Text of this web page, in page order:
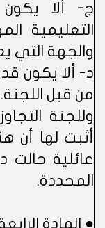
ج- ألا
التعليمية
والجهة التي
د- ألا يكون قد
من قبل اللجنة.
وللجنة
أثبت لها أن
عائلية حالت
المحددة.
● المادة